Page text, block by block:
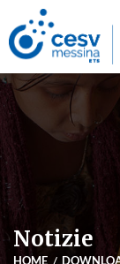
Notizie
HOME